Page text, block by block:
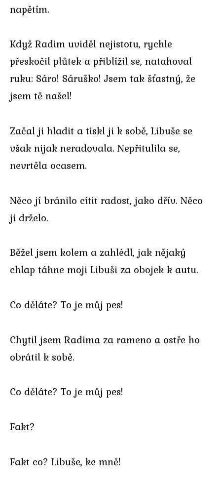
napětím.
Když Radim uviděl nejistotu, rychle
přeskočil plůtek a přiblížil se, natahoval
ruku: Sáro! Sáruško! Jsem tak šťastný, že
jsem tě našel!
Začal ji hladit a tiskl ji k sobě, Libuše se
však nijak neradovala. Nepřitulila se,
nevrtěla ocasem.
Něco jí bránilo cítit radost, jako dřív. Něco
ji drželo.
Běžel jsem kolem a zahlédl, jak nějaký
chlap táhne moji Libuši za obojek k autu.
Co děláte? To je můj pes!
Chytil jsem Radima za rameno a ostře ho
obrátil k sobě.
Co děláte? To je můj pes!
Fakt?
Fakt co? Libuše, ke mně!